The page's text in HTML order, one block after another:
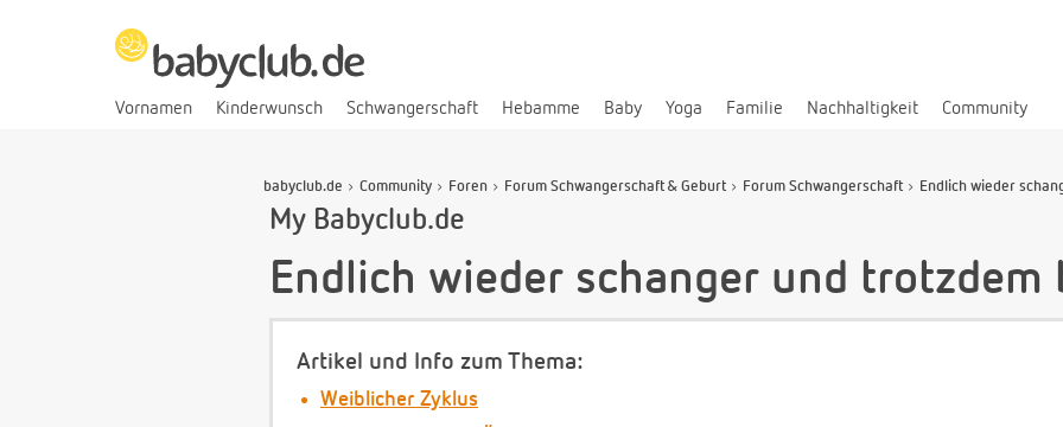
Vornamen Kinderwunsch Schwangerschaft Hebamme Baby Yoga Familie Nachhaltigkeit Community
babyclub.de Community Foren Forum Schwangerschaft & Geburt Forum Schwangerschaft Endlich wieder
My Babyclub.de
Endlich wieder schanger und trotzdem
Artikel und Info zum Thema:
Weiblicher Zyklus